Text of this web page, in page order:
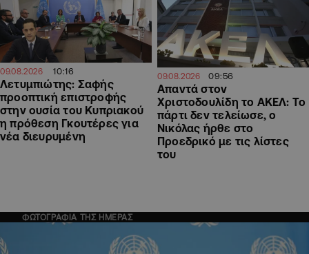
09.08.2026 10:16
Λετυμπιώτης: Σαφής
προοπτική επιστροφής
στην ουσία του Κυπριακού
η πρόθεση Γκουτέρες για
νέα διευρυμένη
09.08.2026 09:56
Απαντά στον
Χριστοδουλίδη το ΑΚΕΛ: Το
πάρτι δεν τελείωσε, ο
Νικόλας ήρθε στο
Προεδρικό με τις λίστες
του
ΦΩΤΟΓΡΑΦΙΑ ΤΗΣ ΗΜΕΡΑΣ